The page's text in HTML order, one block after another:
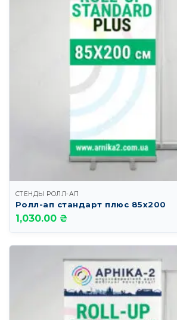
СТЕНДЫ РОЛЛ-АП
Ролл-ап стандарт плюс 85х200
1,030.00 ₴